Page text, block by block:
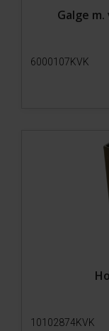
Galge
6000107KVK
10102874KVK